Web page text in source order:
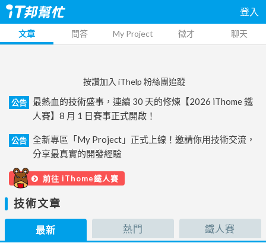
登入
文章 問答 My Project 徵才 聊天
按讚加入 iThelp 粉絲團追蹤
公告
最熱血的技術盛事，連續 30 天的修煉【2026 iThome 鐵
人賽】8 月 1 日賽事正式開啟！
公告
全新專區「My Project」正式上線！邀請你用技術交流，
分享最真實的開發經驗
前往 iThome鐵人賽
技術文章
最新 熱門 鐵人賽